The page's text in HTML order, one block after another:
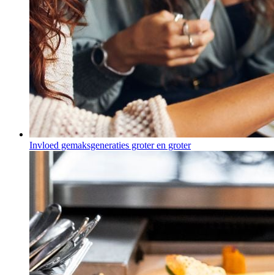
Invloed gemaksgeneraties groter en groter